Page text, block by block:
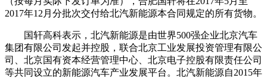
2017年12月分批次交付给北汽新能源本合同规定的所有货物。
国轩高科表示，北汽新能源是由世界500强企业北京汽车
集团有限公司发起并控股，联合北京工业发展投资管理有限公
司、北京国有资本经营管理中心、北京电子控股有限责任公司
等共同设立的新能源汽车产业发展平台。北汽新能源自2015年